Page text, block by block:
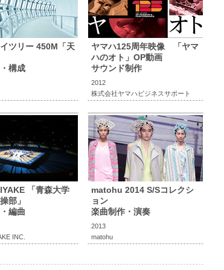
ツリー 450M「天
構成
ヤマハ125周年映像 「ヤマ
ハのオト」OP動画
サウンド制作
2012
株式会社ヤマハビジネスサポート
「青森大学
部」
編曲
INC.
matohu 2014 S/Sコレクシ
ョン
楽曲制作・演奏
2013
matohu